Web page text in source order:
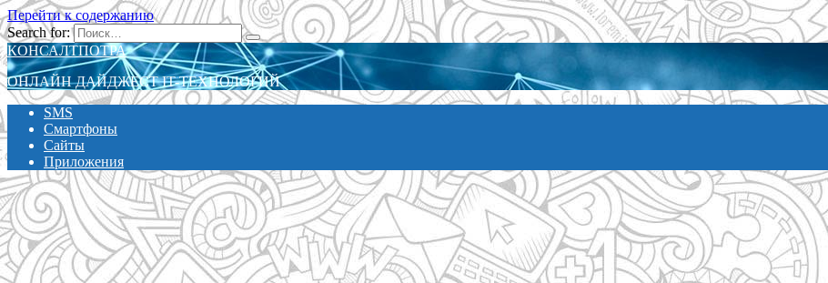
Перейти к содержанию
Search for:
КОНСАЛТПОТРА
ОНЛАЙН ДАЙДЖЕСТ IT-ТЕХНОЛОГИЙ
SMS
Смартфоны
Сайты
Приложения